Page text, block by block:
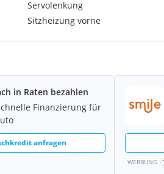
Servolenkung
Sitzheizung vorne
in Raten bezahlen
Finanzierung für
anfragen
WERBUNG